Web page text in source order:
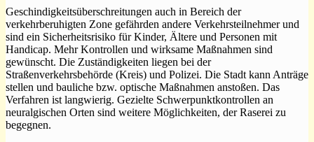
Geschindigkeitsüberschreitungen auch in Bereich der
verkehrberuhigten Zone gefährden andere Verkehrsteilnehmer und
sind ein Sicherheitsrisiko für Kinder, Ältere und Personen mit
Handicap. Mehr Kontrollen und wirksame Maßnahmen sind
gewünscht. Die Zuständigkeiten liegen bei der
Straßenverkehrsbehörde (Kreis) und Polizei. Die Stadt kann Anträge
stellen und bauliche bzw. optische Maßnahmen anstoßen. Das
Verfahren ist langwierig. Gezielte Schwerpunktkontrollen an
neuralgischen Orten sind weitere Möglichkeiten, der Raserei zu
begegnen.